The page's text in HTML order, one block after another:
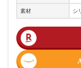
素材 シ